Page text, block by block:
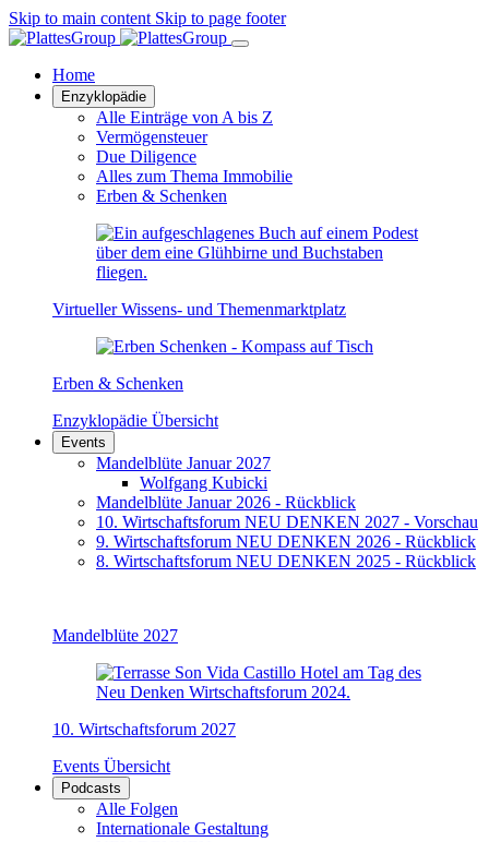
Skip to main content Skip to page footer
Home
Enzyklopädie
Alle Einträge von A bis Z
Vermögensteuer
Due Diligence
Alles zum Thema Immobilie
Erben & Schenken
Virtueller Wissens- und Themenmarktplatz
Erben & Schenken
Enzyklopädie Übersicht
Events
Mandelblüte Januar 2027
Wolfgang Kubicki
Mandelblüte Januar 2026 - Rückblick
10. Wirtschaftsforum NEU DENKEN 2027 - Vorschau
9. Wirtschaftsforum NEU DENKEN 2026 - Rückblick
8. Wirtschaftsforum NEU DENKEN 2025 - Rückblick
Mandelblüte 2027
10. Wirtschaftsforum 2027
Events Übersicht
Podcasts
Alle Folgen
Internationale Gestaltung